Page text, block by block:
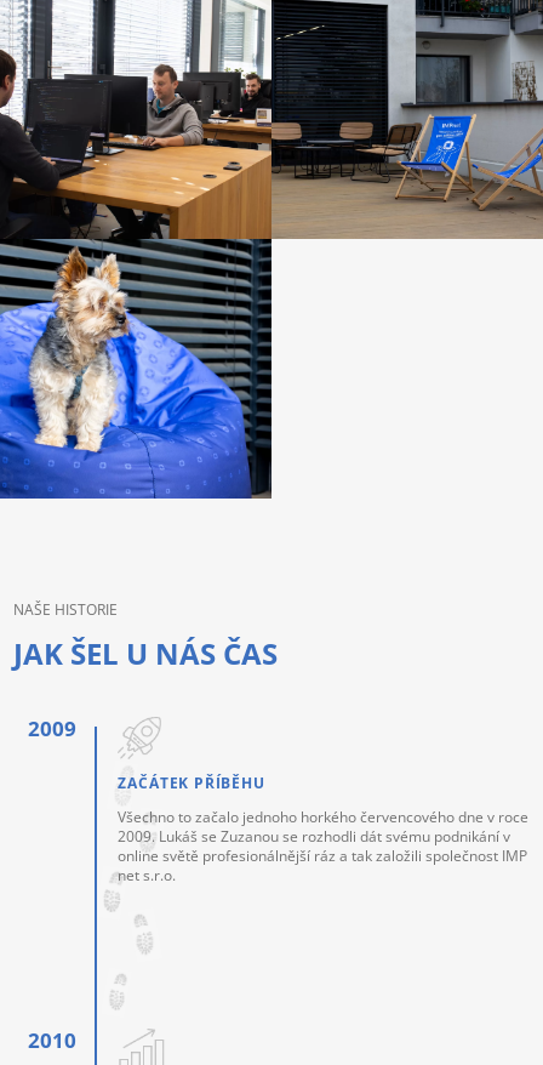
NAŠE HISTORIE
JAK ŠEL U NÁS ČAS
ZAČÁTEK PŘÍBĚHU
Všechno to začalo jednoho horkého červencového dne v roce
2009. Lukáš se Zuzanou se rozhodli dát svému podnikání v
online světě profesionálnější ráz a tak založili společnost IMP
net s.r.o.